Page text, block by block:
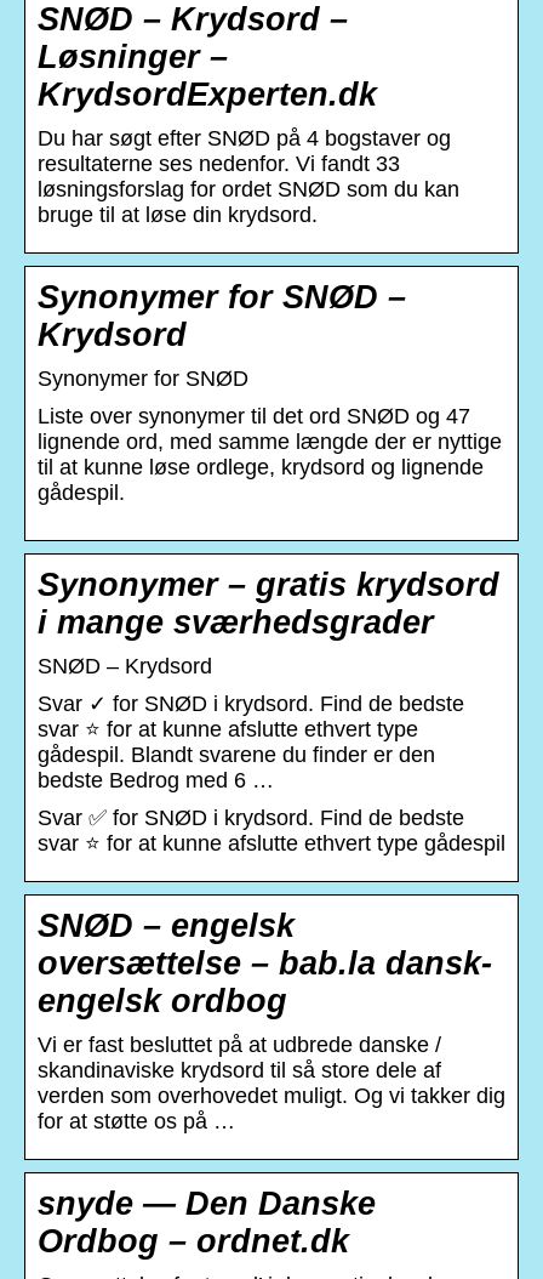
SNØD – Krydsord –
Løsninger –
KrydsordExperten.dk
Du har søgt efter SNØD på 4 bogstaver og
resultaterne ses nedenfor. Vi fandt 33
løsningsforslag for ordet SNØD som du kan
bruge til at løse din krydsord.
Synonymer for SNØD –
Krydsord
Synonymer for SNØD
Liste over synonymer til det ord SNØD og 47
lignende ord, med samme længde der er nyttige
til at kunne løse ordlege, krydsord og lignende
gådespil.
Synonymer – gratis krydsord
i mange sværhedsgrader
SNØD – Krydsord
Svar ✓ for SNØD i krydsord. Find de bedste
svar ⭐ for at kunne afslutte ethvert type
gådespil. Blandt svarene du finder er den
bedste Bedrog med 6 …
Svar ✅ for SNØD i krydsord. Find de bedste
svar ⭐ for at kunne afslutte ethvert type gådespil
SNØD – engelsk
oversættelse – bab.la dansk-
engelsk ordbog
Vi er fast besluttet på at udbrede danske /
skandinaviske krydsord til så store dele af
verden som overhovedet muligt. Og vi takker dig
for at støtte os på …
snyde — Den Danske
Ordbog – ordnet.dk